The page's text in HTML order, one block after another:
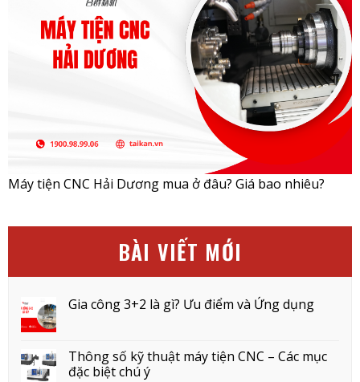
Máy tiện CNC Hải Dương mua ở đâu? Giá bao nhiêu?
BÀI VIẾT MỚI
Gia công 3+2 là gì? Ưu điểm và Ứng dụng
Thông số kỹ thuật máy tiện CNC – Các mục
đặc biệt chú ý